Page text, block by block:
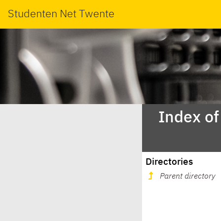
Studenten Net Twente
Index
Directories
Parent directory